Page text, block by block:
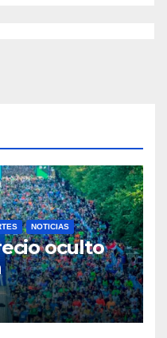
NOTICIAS
oculto